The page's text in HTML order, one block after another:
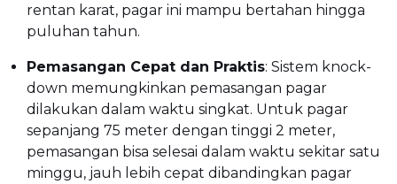
rentan karat, pagar ini mampu bertahan hingga
puluhan tahun.
Pemasangan Cepat dan Praktis: Sistem knock-
down memungkinkan pemasangan pagar
dilakukan dalam waktu singkat. Untuk pagar
sepanjang 75 meter dengan tinggi 2 meter,
pemasangan bisa selesai dalam waktu sekitar satu
minggu, jauh lebih cepat dibandingkan pagar